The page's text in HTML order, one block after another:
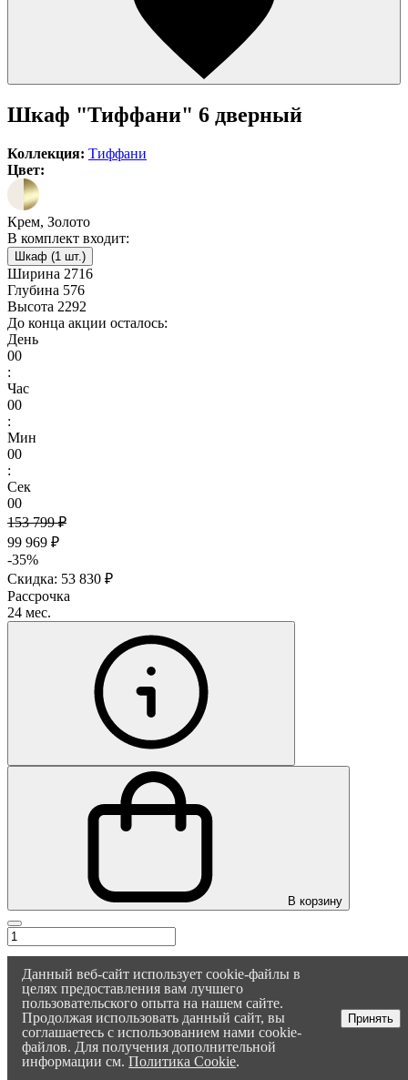
Шкаф "Тиффани" 6 дверный
Коллекция: Тиффани
Цвет:
Крем, Золото
В комплект входит:
Шкаф (1 шт.)
Ширина 2716
Глубина 576
Высота 2292
До конца акции осталось:
День
00
:
Час
00
:
Мин
00
:
Сек
00
153 799 ₽
99 969 ₽
-35%
Скидка: 53 830 ₽
Рассрочка
24 мес.
В корзину
Данный веб-сайт использует cookie-файлы в
целях предоставления вам лучшего
пользовательского опыта на нашем сайте.
Продолжая использовать данный сайт, вы
соглашаетесь с использованием нами cookie-
файлов. Для получения дополнительной
информации см.Политика Cookie.
Принять